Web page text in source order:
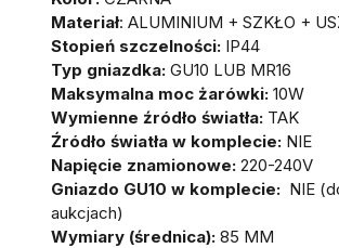
Materiał: ALUMINIUM + SZKŁO +
Stopień szczelności: IP44
Typ gniazdka: GU10 LUB MR16
Maksymalna moc żarówki: 10W
Wymienne źródło światła: TAK
Źródło światła w komplecie: NIE
Napięcie znamionowe: 220-240V
Gniazdo GU10 w komplecie: NIE
aukcjach)
Wymiary (średnica): 85 MM